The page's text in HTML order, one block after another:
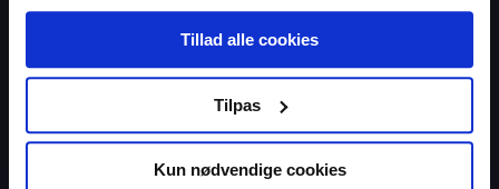
anvende vores hjemmeside.
Tillad alle cookies
Tilpas
Kun nødvendige cookies
8827 1787
Telefon
Lukket
Falkoner Alle 13, 1.